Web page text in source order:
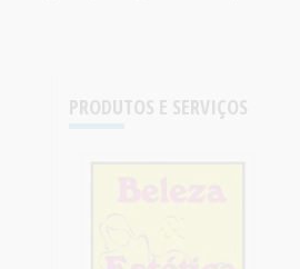
PRODUTOS E SERVIÇOS